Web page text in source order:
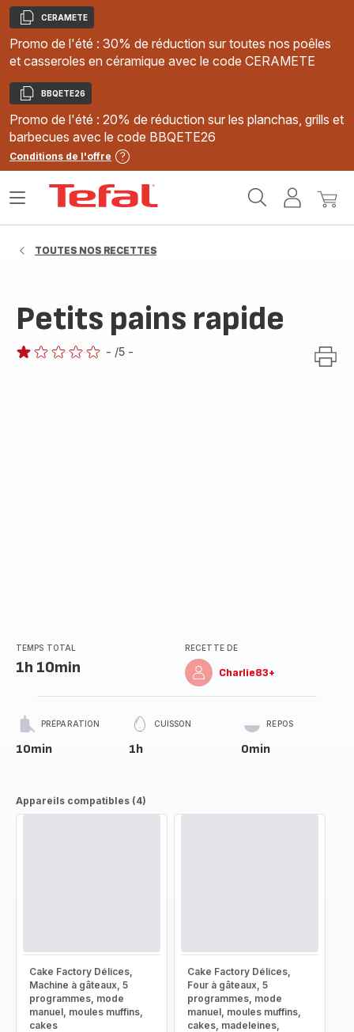
Copier
CERAMETE
Promo de l'été : 30% de réduction sur toutes nos poêles
et casseroles en céramique avec le code CERAMETE
Copier
BBQETE26
Promo de l'été : 20% de réduction sur les planchas, grills et
barbecues avec le code BBQETE26
Conditions de l'offre
MonMon
Ouvrir
TOUTES NOS RECETTES
Petits pains rapide
- /5 -
TEMPS TOTAL
1h 10min
RECETTE DE
Charlie83+
PRÉPARATION
10min
CUISSON
1h
REPOS
0min
Appareils compatibles (4)
Cake Factory Délices,
Machine à gâteaux, 5
programmes, mode
manuel, moules muffins,
cakes
Cake Factory Délices,
Four à gâteaux, 5
programmes, mode
manuel, moules muffins,
cakes, madeleines,